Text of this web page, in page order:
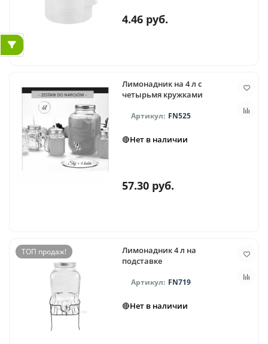
4.46 руб.
Лимонадник на 4 л с
четырьмя кружками
FN525
🔴Нет в наличии
57.30 руб.
ТОП продаж!
Лимонадник 4 л на
подставке
FN719
🔴Нет в наличии